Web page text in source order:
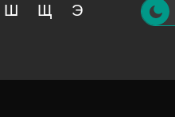
Ш Щ
Э